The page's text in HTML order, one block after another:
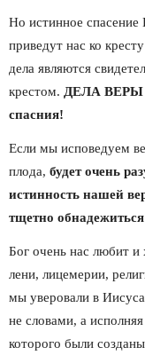
Но истинное
приведут нас ко
дела являются
крестом. ДЕЛА ВЕРЫ -
спасния!
Если мы исповедуем
плода, будет очень
истинность нашей
тщетно
Бог очень нас любит и
лени, лицемерии,
мы уверовали в
не словами, а
которого были